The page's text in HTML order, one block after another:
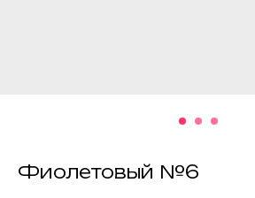
Фиолетовый №6